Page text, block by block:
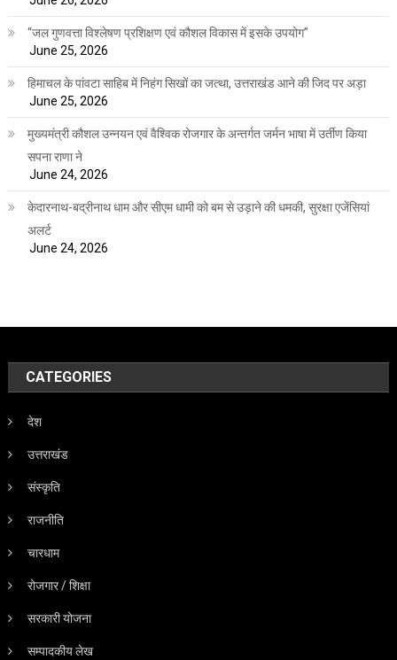
“जल गुणवत्ता विश्लेषण प्रशिक्षण एवं कौशल विकास में इसके उपयोग”
June 25, 2026
हिमाचल के पांवटा साहिब में निहंग सिखों का जत्था, उत्तराखंड आने की जिद पर अड़ा
June 25, 2026
मुख्यमंत्री कौशल उन्नयन एवं वैश्विक रोजगार के अन्तर्गत जर्मन भाषा में उर्तीण किया
सपना राणा ने
June 24, 2026
केदारनाथ-बद्रीनाथ धाम और सीएम धामी को बम से उड़ाने की धमकी, सुरक्षा एजेंसियां
अलर्ट
June 24, 2026
CATEGORIES
देश
उत्तराखंड
संस्कृति
राजनीति
चारधाम
रोजगार / शिक्षा
सरकारी योजना
सम्पादकीय लेख